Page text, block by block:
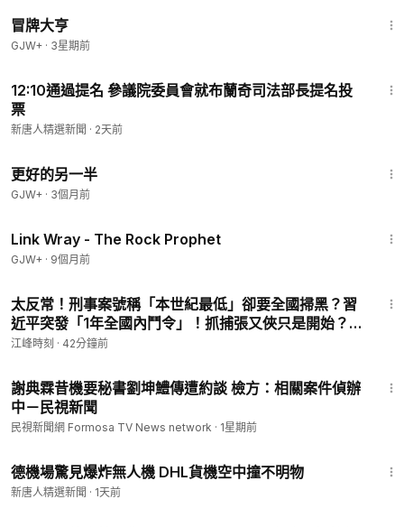
冒牌大亨
GJW+ · 3星期前
12:10通過提名 參議院委員會就布蘭奇司法部長提名投
票
新唐人精選新聞 · 2天前
更好的另一半
GJW+ · 3個月前
Link Wray - The Rock Prophet
GJW+ · 9個月前
太反常！刑事案號稱「本世紀最低」卻要全國掃黑？習
近平突發「1年全國內鬥令」！抓捕張又俠只是開始？特
務治國與秘密打造「第二武裝」反向圍剿軍隊【江峰漫
江峰時刻 · 42分鐘前
謝典霖昔機要秘書劉坤鱧傳遭約談 檢方：相關案件偵辦
中－民視新聞
民視新聞網 Formosa TV News network · 1星期前
德機場驚見爆炸無人機 DHL貨機空中撞不明物
新唐人精選新聞 · 1天前